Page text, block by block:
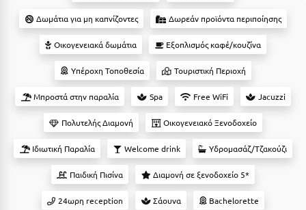
Βραχάτι Κορινθίας
Γαλαξiδι
Γλυφάδα
Δες όλες τις προσφορές
Δες όλα τα πακέτα διακοπών
Δωμάτια για μη καπνίζοντες Δωρεάν προϊόντα περιποίησης
Οικογενειακά δωμάτια Εξοπλισμός καφέ/κουζίνα
Υπέροχη Τοποθεσία Τουριστική Περιοχή
Μπροστά στην παραλία Spa Free WiFi Jacuzzi
Πολυτελής Διαμονή Οικογενειακό Ξενοδοχείο
Ιδιωτική Παραλία Welcome drink Υδρομασάζ/Τζακούζι
Παιδική Πισίνα Διαμονή σε ξενοδοχείο 5*
24ωρη reception Σάουνα Bachelorette